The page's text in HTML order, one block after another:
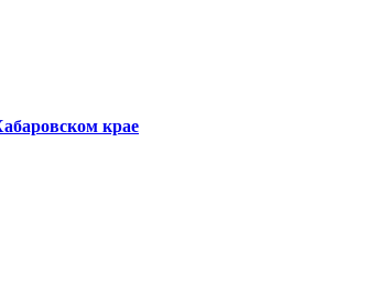
крае